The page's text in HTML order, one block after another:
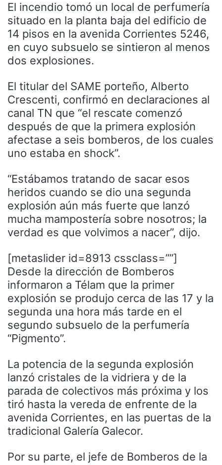
El incendio tomó un local de perfumería
situado en la planta baja del edificio de
14 pisos en la avenida Corrientes 5246,
en cuyo subsuelo se sintieron al menos
dos explosiones.
El titular del SAME porteño, Alberto
Crescenti, confirmó en declaraciones al
canal TN que “el rescate comenzó
después de que la primera explosión
afectase a seis bomberos, de los cuales
uno estaba en shock”.
“Estábamos tratando de sacar esos
heridos cuando se dio una segunda
explosión aún más fuerte que lanzó
mucha mampostería sobre nosotros; la
verdad es que volvimos a nacer”, dijo.
[metaslider id=8913 cssclass=””]
Desde la dirección de Bomberos
informaron a Télam que la primer
explosión se produjo cerca de las 17 y la
segunda una hora más tarde en el
segundo subsuelo de la perfumería
“Pigmento”.
La potencia de la segunda explosión
lanzó cristales de la vidriera y de la
parada de colectivos más próxima y los
tiró hasta la vereda de enfrente de la
avenida Corrientes, en las puertas de la
tradicional Galería Galecor.
Por su parte, el jefe de Bomberos de la